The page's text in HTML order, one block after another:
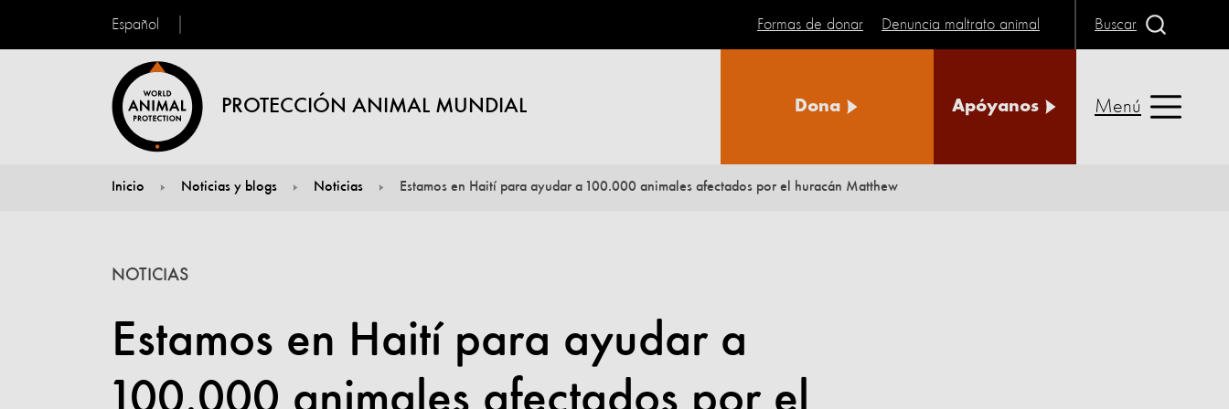
Español
PROTECCIÓN ANIMAL MUNDIAL
Formas de donar Denuncia maltrato animal Buscar
Dona Apóyanos Menú
Inicio Noticias y blogs Noticias Estamos en Haití para ayudar a 100.000 animales afectados por el huracán Matthew
Estamos en Haití para ayudar a
NOTICIAS